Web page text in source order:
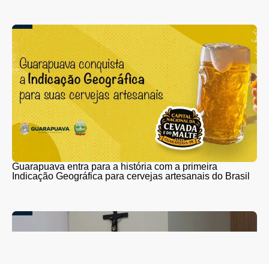
Guarapuava entra para a história com a primeira
Indicação Geográfica para cervejas artesanais do Brasil